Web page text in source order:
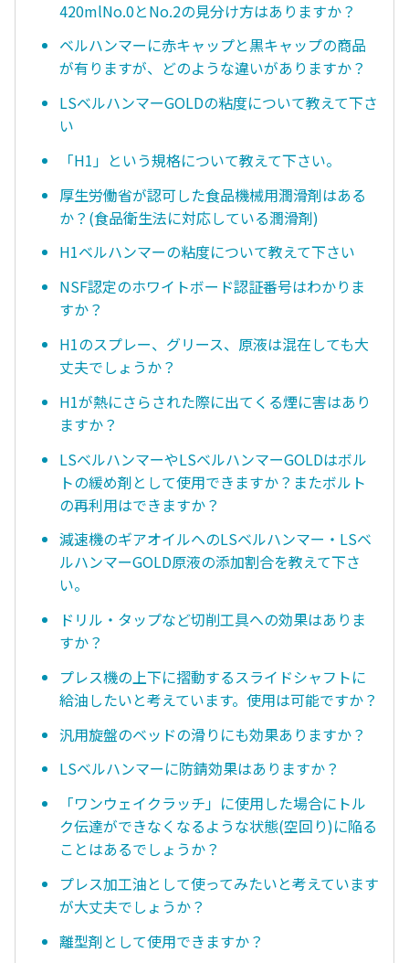
420mlNo.0とNo.2の見分け方はありますか？
ベルハンマーに赤キャップと黒キャップの商品
が有りますが、どのような違いがありますか？
LSベルハンマーGOLDの粘度について教えて下さ
い
「H1」という規格について教えて下さい。
厚生労働省が認可した食品機械用潤滑剤はある
か？(食品衛生法に対応している潤滑剤)
H1ベルハンマーの粘度について教えて下さい
NSF認定のホワイトボード認証番号はわかりま
すか？
H1のスプレー、グリース、原液は混在しても大
丈夫でしょうか？
H1が熱にさらされた際に出てくる煙に害はあり
ますか？
LSベルハンマーやLSベルハンマーGOLDはボル
トの緩め剤として使用できますか？またボルト
の再利用はできますか？
減速機のギアオイルへのLSベルハンマー・LSベ
ルハンマーGOLD原液の添加割合を教えて下さ
い。
ドリル・タップなど切削工具への効果はありま
すか？
プレス機の上下に摺動するスライドシャフトに
給油したいと考えています。使用は可能ですか？
汎用旋盤のベッドの滑りにも効果ありますか？
LSベルハンマーに防錆効果はありますか？
「ワンウェイクラッチ」に使用した場合にトル
ク伝達ができなくなるような状態(空回り)に陥る
ことはあるでしょうか？
プレス加工油として使ってみたいと考えています
が大丈夫でしょうか？
離型剤として使用できますか？